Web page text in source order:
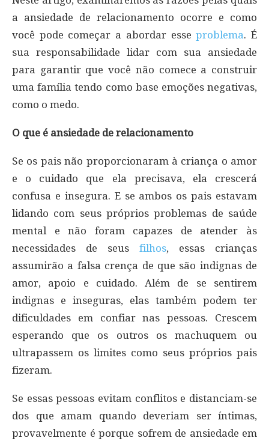
a ansiedade de relacionamento ocorre e como
você pode começar a abordar esseproblema. É
sua responsabilidade lidar com sua ansiedade
para garantir que você não comece a construir
uma família tendo como base emoções negativas,
como o medo.
O que é ansiedade de relacionamento
Se os pais não proporcionaram à criança o amor
e o cuidado que ela precisava, ela crescerá
confusa e insegura. E se ambos os pais estavam
lidando com seus próprios problemas de saúde
mental e não foram capazes de atender às
necessidades de seus filhos, essas crianças
assumirão a falsa crença de que são indignas de
amor, apoio e cuidado. Além de se sentirem
indignas e inseguras, elas também podem ter
dificuldades em confiar nas pessoas. Crescem
esperando que os outros os machuquem ou
ultrapassem os limites como seus próprios pais
fizeram.
Se essas pessoas evitam conflitos e distanciam-se
dos que amam quando deveriam ser íntimas,
provavelmente é porque sofrem de ansiedade em